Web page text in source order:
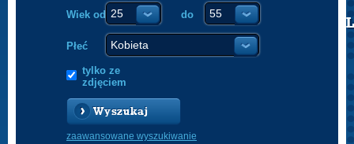
POLISH
Wiek od do
Płeć
tylko ze
zdjęciem
Wyszukaj
zaawansowane wyszukiwanie